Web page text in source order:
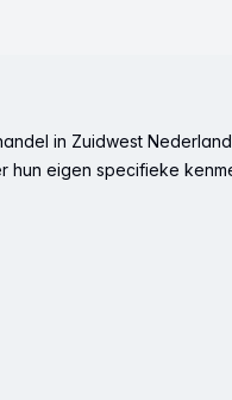
in Zuidwest
eigen specifieke